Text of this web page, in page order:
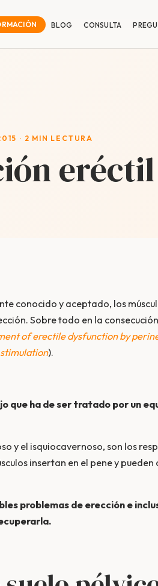
BLOG CONSULTA
· 2 MIN LECTURA
eréctil
conocido y aceptado, los
Sobre todo en la
of erectile dysfunction by
).
que ha de ser tratado por un
y el isquiocavernoso, son los
insertan en el pene y pueden
problemas de erección e